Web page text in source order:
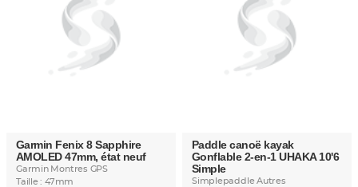
Garmin Fenix 8 Sapphire
AMOLED 47mm, état neuf
Garmin Montres GPS
Taille : 47mm
Paddle canoë kayak
Gonflable 2-en-1 UHAKA 10'6
Simple
Simplepaddle Autres